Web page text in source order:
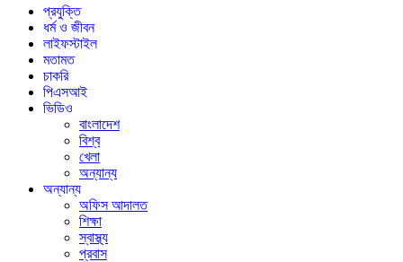
প্রযুক্তি
ধর্ম ও জীবন
লাইফস্টাইল
মতামত
চাকরি
পিএসআই
ভিডিও
বাংলাদেশ
বিশ্ব
খেলা
অন্যান্য
অন্যান্য
অফিস আদালত
শিক্ষা
স্বাস্থ্য
প্রবাস